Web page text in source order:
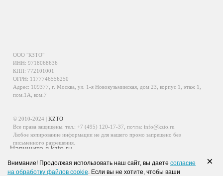
ООО "КЗТО"
ИНН: 9718068636
КПП: 772101001
ОГРН: 1177746556250
Адрес: 109377, г. Москва, ул. 1-я Новокузьминская, дом 23, корпус 1, этаж 1,
пом.1А, ком.7
© 2010-2024 |KZTO
Все права защищены. тел.: +7 (495) 120-17-37 , почта: info@kzto.ru
Любое копирование информации не для нашего промо запрещено без
письменного разрешения.
Информация, размещенная на сайте, не является публичной офертой.
Политика обработки персональных данных
Политика конфиденциальности персональных данных
Напишите в kzto.ru
×
Внимание! Продолжая использовать наш сайт, вы даете согласие
на обработку файлов cookie. Если вы не хотите, чтобы ваши